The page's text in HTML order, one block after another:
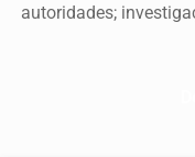
autoridades;